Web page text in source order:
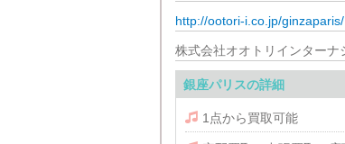
http://ootori-i.co.jp/ginzaparis/
株式会社オオトリインターナ
銀座パリスの詳細
 1点から買取可能